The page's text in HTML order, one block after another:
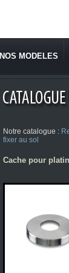
NOS MODELES
Notre catalogue :
fixer au sol
Cache pour